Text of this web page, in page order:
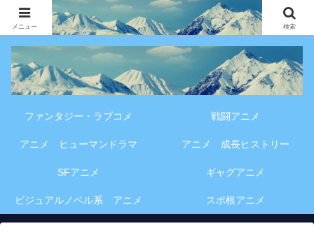
アニメ・漫画・VOD作品の見どころ、配信情報、登場人物や物語の考察を、作
品別・ジャンル別に分かりやすく紹介する専門ブログです。
ファンタジー・ラブコメ 戦闘アニメ
アニメ ヒューマンドラマ アニメ 成長ヒストリー
SFアニメ ギャグアニメ
ビジュアルノベル系 アニメ スポ根アニメ
メニュー 検索